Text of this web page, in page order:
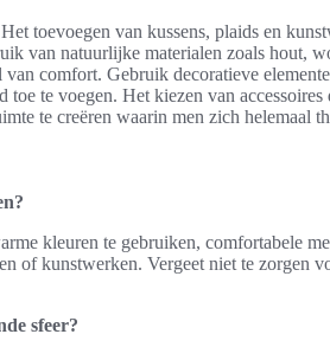
toevoegen van kussens, plaids en
van natuurlijke materialen zoals hout,
comfort. Gebruik decoratieve
te voegen. Het kiezen van accessoires
te creëren waarin men zich helemaal
kleuren te gebruiken, comfortabele
of kunstwerken. Vergeet niet te zorgen
sfeer?